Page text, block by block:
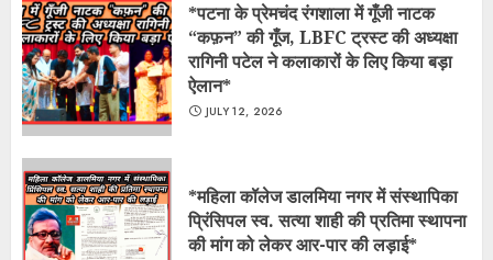
*​पटना के प्रेमचंद रंगशाला में गूँजी नाटक
“कफ़न” की गूँज, LBFC ट्रस्ट की अध्यक्षा
रागिनी पटेल ने कलाकारों के लिए किया बड़ा
ऐलान*
JULY 12, 2026
*महिला कॉलेज डालमिया नगर में संस्थापिका
प्रिंसिपल स्व. सत्या शाही की प्रतिमा स्थापना
की मांग को लेकर आर-पार की लड़ाई*